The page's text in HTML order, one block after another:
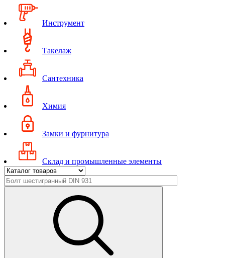
Инструмент
Такелаж
Сантехника
Химия
Замки и фурнитура
Склад и промышленные элементы